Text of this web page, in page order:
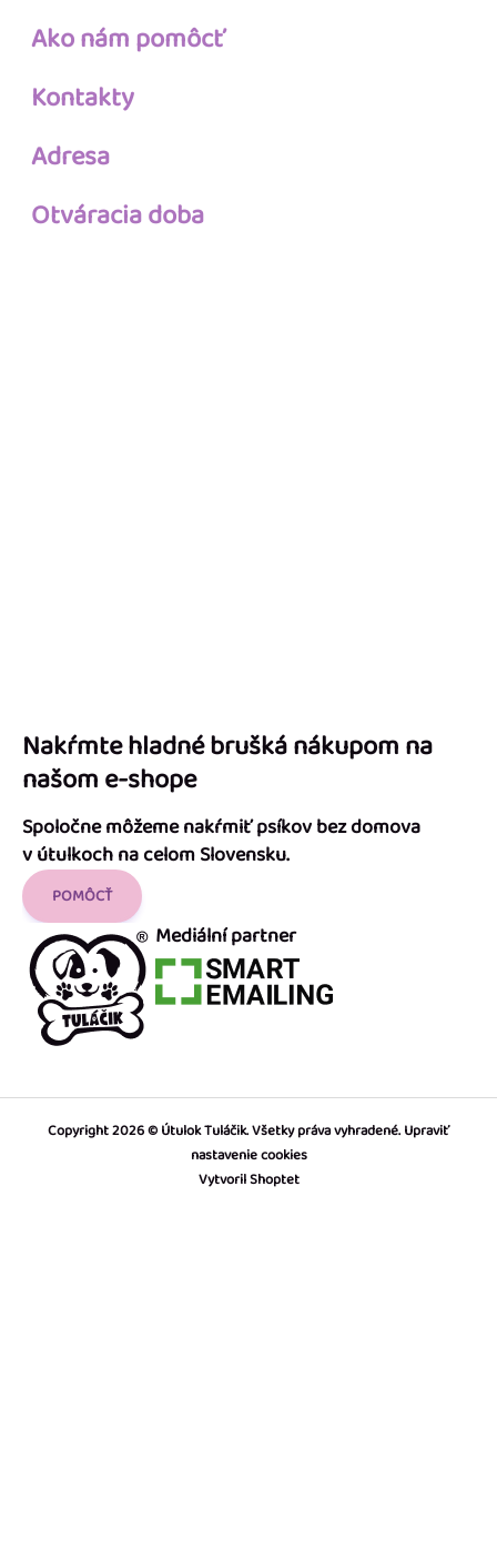
Ako nám pomôcť
Kontakty
Adresa
Otváracia doba
Nakŕmte hladné brušká nákupom na
našom e-shope
Spoločne môžeme nakŕmiť psíkov bez domova
v útulkoch na celom Slovensku.
POMÔCŤ
Mediální partner
Vytvoril Shoptet
Copyright 2026 Útulok Tuláčik. Všetky práva vyhradené.Upraviť
nastavenie cookies